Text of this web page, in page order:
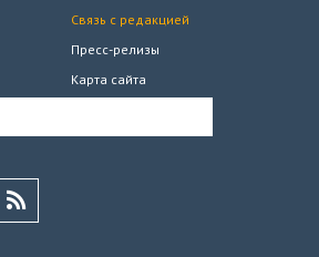
Связь с редакцией
Пресс-релизы
Карта сайта